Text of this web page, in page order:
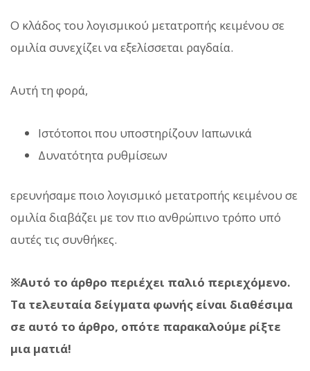
Ο κλάδος του λογισμικού μετατροπής κειμένου σε
ομιλία συνεχίζει να εξελίσσεται ραγδαία.
Αυτή τη φορά,
Ιστότοποι που υποστηρίζουν Ιαπωνικά
Δυνατότητα ρυθμίσεων
ερευνήσαμε ποιο λογισμικό μετατροπής κειμένου σε
ομιλία διαβάζει με τον πιο ανθρώπινο τρόπο υπό
αυτές τις συνθήκες.
※Αυτό το άρθρο περιέχει παλιό περιεχόμενο.
Τα τελευταία δείγματα φωνής είναι διαθέσιμα
σε αυτό το άρθρο, οπότε παρακαλούμε ρίξτε
μια ματιά!